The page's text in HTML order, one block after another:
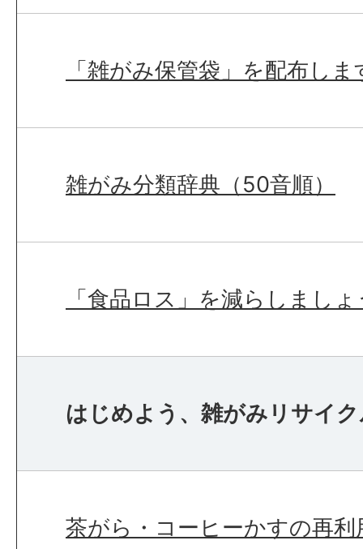
「雑がみ保管袋」を配布しま
雑がみ分類辞典（50音順）
「食品ロス」を減らしまし
はじめよう、雑がみリサイ
茶がら・コーヒーかすの再利